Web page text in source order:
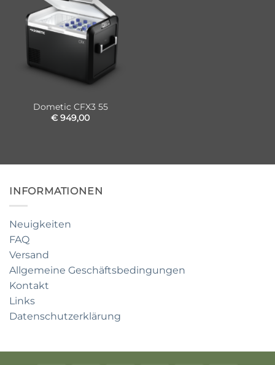
Dometic CFX3 55
€ 949,00
INFORMATIONEN
Neuigkeiten
FAQ
Versand
Allgemeine Geschäftsbedingungen
Kontakt
Links
Datenschutzerklärung